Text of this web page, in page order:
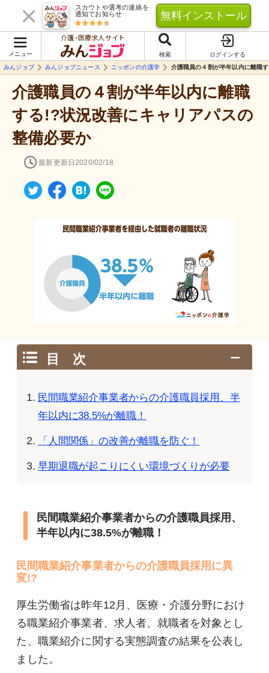
スカウトや選考の連絡を
通知でお知らせ
無料インストール
メニュー
介護･医療求人サイト
検索
ログインする
みんジョブ
みんジョブニュース ニッポンの介護学 介護職員の４割が半年以内に離職
介護職員の４割が半年以内に離職
する!?状況改善にキャリアパスの
整備必要か
最新更新日2020/02/18
目 次
民間職業紹介事業者からの介護職員採用、半
年以内に38.5%が離職！
「人間関係」の改善が離職を防ぐ！
早期退職が起こりにくい環境づくりが必要
民間職業紹介事業者からの介護職員採用、
半年以内に38.5%が離職！
民間職業紹介事業者からの介護職員採用に異
変!?
厚生労働省は昨年12月、医療・介護分野におけ
る職業紹介事業者、求人者、就職者を対象とし
た、職業紹介に関する実態調査の結果を公表し
ました。